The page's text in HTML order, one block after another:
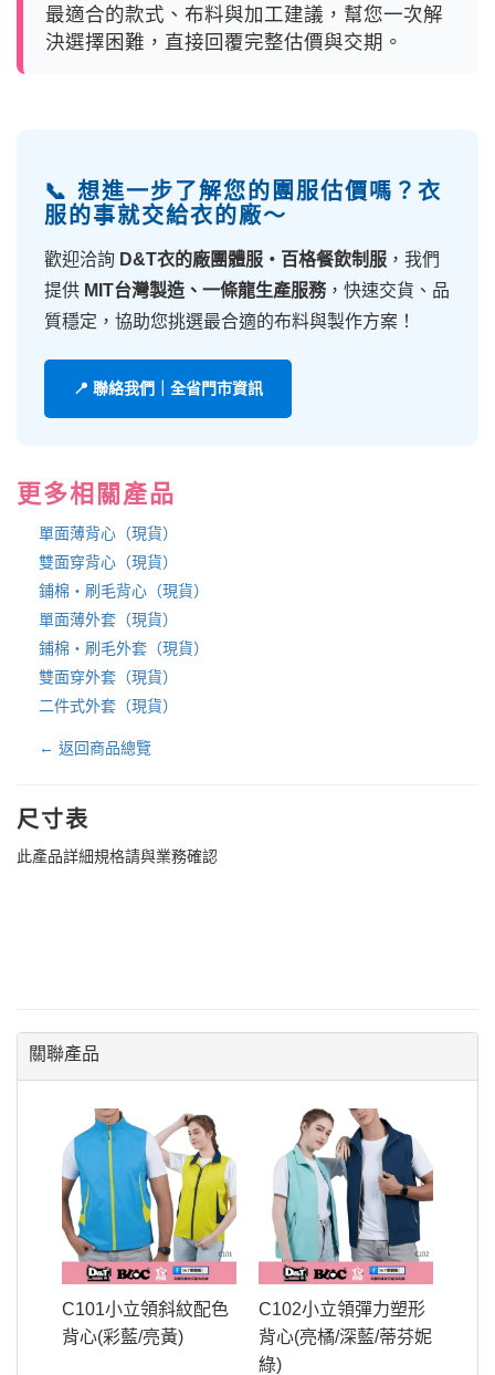
最適合的款式、布料與加工建議，幫您一次解
決選擇困難，直接回覆完整估價與交期。
📞 想進一步了解您的團服估價嗎？衣
服的事就交給衣的廠～
歡迎洽詢 D&T衣的廠團體服・百格餐飲制服 ，我們
提供 MIT台灣製造、一條龍生產服務，快速交貨、品
質穩定，協助您挑選最合適的布料與製作方案！
📍 聯絡我們｜全省門市資訊
更多相關產品
單面薄背心（現貨）
雙面穿背心（現貨）
鋪棉・刷毛背心（現貨）
單面薄外套（現貨）
鋪棉・刷毛外套（現貨）
雙面穿外套（現貨）
二件式外套（現貨）
← 返回商品總覽
尺寸表
此產品詳細規格請與業務確認
關聯產品
C101小立領斜紋配色
背心(彩藍/亮黃)
C102小立領彈力塑形
背心(亮橘/深藍/蒂芬妮
綠)